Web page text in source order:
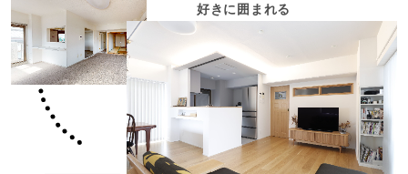
好きに囲まれる